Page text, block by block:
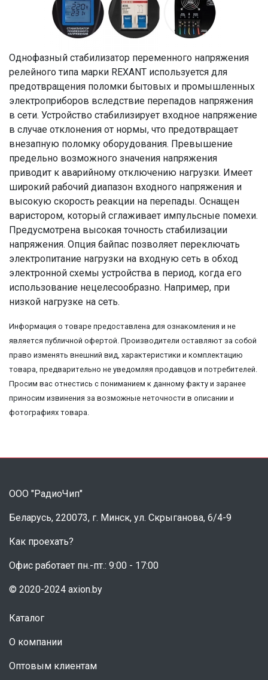
Однофазный стабилизатор переменного напряжения
релейного типа марки REXANT используется для
предотвращения поломки бытовых и промышленных
электроприборов вследствие перепадов напряжения
в сети. Устройство стабилизирует входное напряжение
в случае отклонения от нормы, что предотвращает
внезапную поломку оборудования. Превышение
предельно возможного значения напряжения
приводит к аварийному отключению нагрузки. Имеет
широкий рабочий диапазон входного напряжения и
высокую скорость реакции на перепады. Оснащен
варистором, который сглаживает импульсные помехи.
Предусмотрена высокая точность стабилизации
напряжения. Опция байпас позволяет переключать
электропитание нагрузки на входную сеть в обход
электронной схемы устройства в период, когда его
использование нецелесообразно. Например, при
низкой нагрузке на сеть.
Информация о товаре предоставлена для ознакомления и не
является публичной офертой. Производители оставляют за собой
право изменять внешний вид, характеристики и комплектацию
товара, предварительно не уведомляя продавцов и потребителей.
Просим вас отнестись с пониманием к данному факту и заранее
приносим извинения за возможные неточности в описании и
фотографиях товара.
ООО "РадиоЧип"
Беларусь, 220073, г. Минск, ул. Скрыганова, 6/4-9
Как проехать?
Офис работает пн.-пт.: 9:00 - 17:00
© 2020-2024 axion.by
Каталог
О компании
Оптовым клиентам